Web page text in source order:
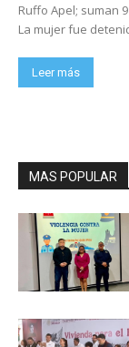
Ruffo Apel; suman
La mujer fue
Leer más
MAS POPULAR